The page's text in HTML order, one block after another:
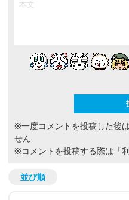
※一度コメントを投稿した後
せん
※コメントを投稿する際は 「
並び順